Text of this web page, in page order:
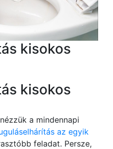
kisokos
kisokos
a mindennapi
az egyik
feladat. Persze,